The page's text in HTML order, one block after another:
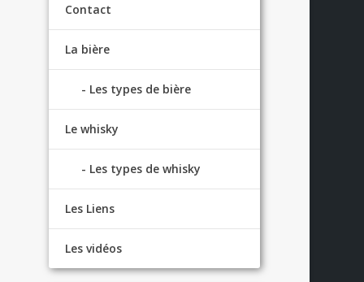
Contact
La bière
Les types de bière
Le whisky
Les types de whisky
Les Liens
Les vidéos